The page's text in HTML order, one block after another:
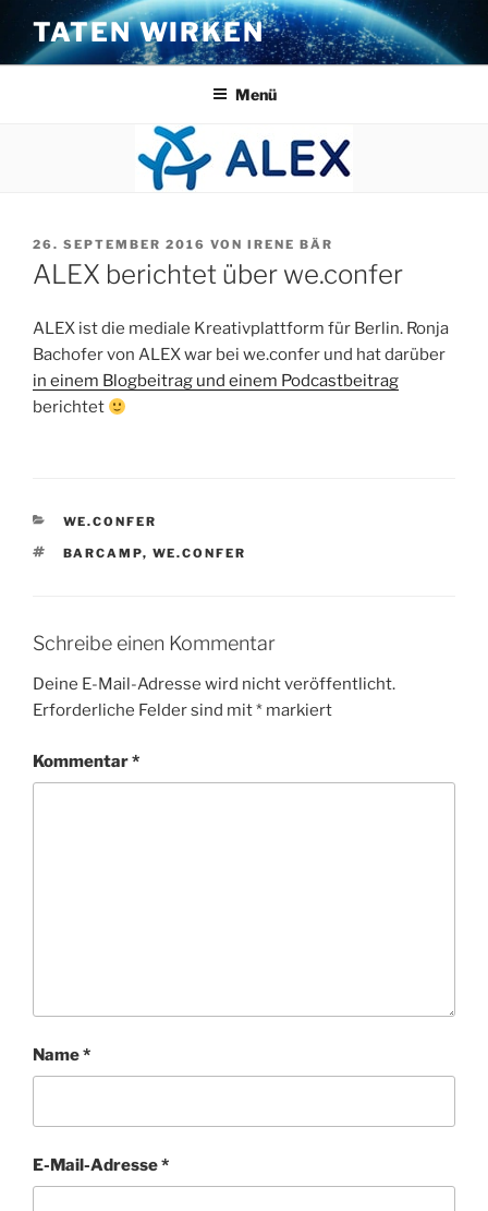
Inhalt
springen
TATEN WIRKEN
Menü
VERÖFFENTLICHT
AM
26. SEPTEMBER 2016 VON IRENE BÄR
ALEX berichtet über we.confer
ALEX ist die mediale Kreativplattform für Berlin. Ronja
Bachofer von ALEX war bei we.confer und hat darüber
in einem Blogbeitrag und einem Podcastbeitrag
berichtet
KATEGORIEN
WE.CONFER
SCHLAGWÖRTER
BARCAMP, WE.CONFER
Schreibe einen Kommentar
Deine E-Mail-Adresse wird nicht veröffentlicht.
Erforderliche Felder sind mit* markiert
Kommentar*
Name*
E-Mail-Adresse*